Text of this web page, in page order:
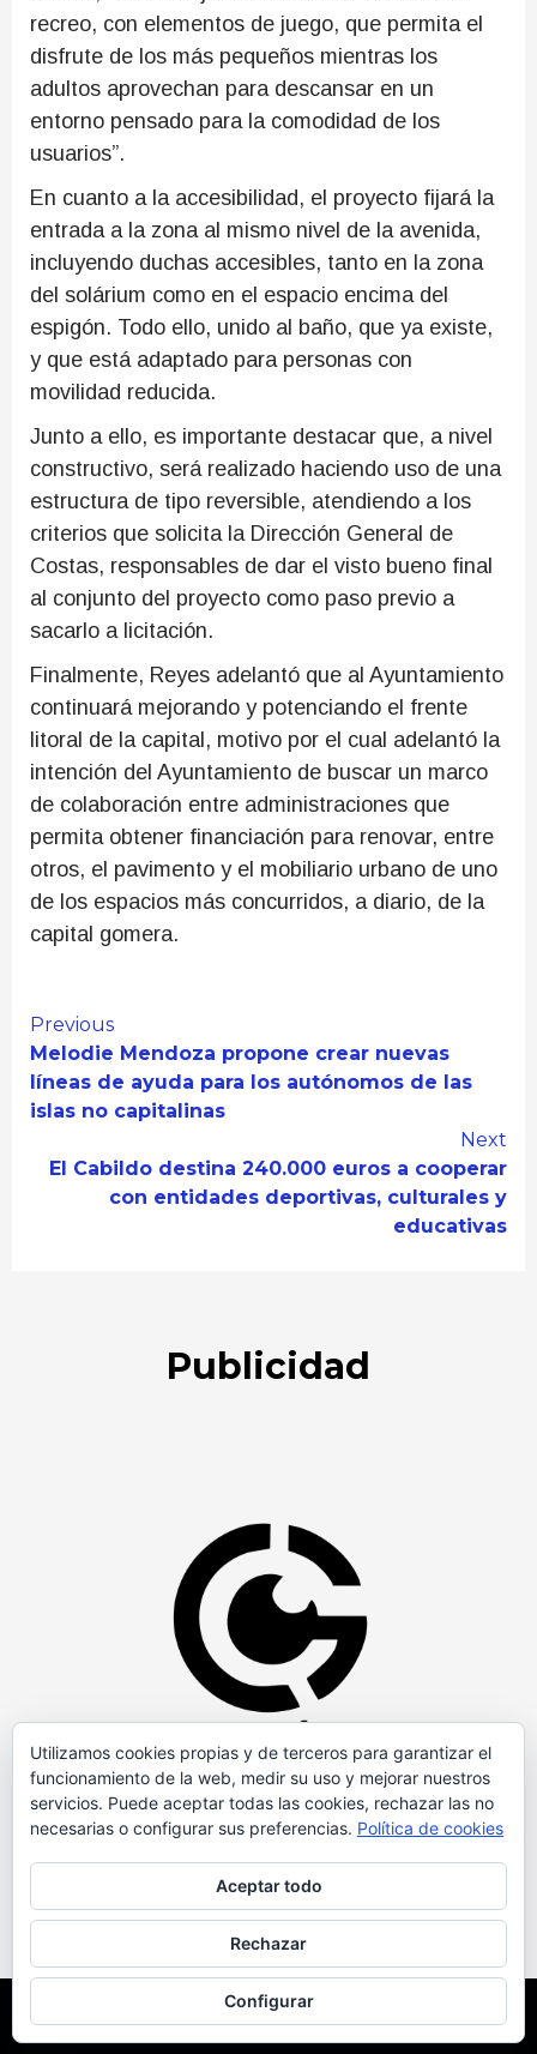
recreo, con elementos de juego, que permita el
disfrute de los más pequeños mientras los
adultos aprovechan para descansar en un
entorno pensado para la comodidad de los
usuarios”.
En cuanto a la accesibilidad, el proyecto fijará la
entrada a la zona al mismo nivel de la avenida,
incluyendo duchas accesibles, tanto en la zona
del solárium como en el espacio encima del
espigón. Todo ello, unido al baño, que ya existe,
y que está adaptado para personas con
movilidad reducida.
Junto a ello, es importante destacar que, a nivel
constructivo, será realizado haciendo uso de una
estructura de tipo reversible, atendiendo a los
criterios que solicita la Dirección General de
Costas, responsables de dar el visto bueno final
al conjunto del proyecto como paso previo a
sacarlo a licitación.
Finalmente, Reyes adelantó que al Ayuntamiento
continuará mejorando y potenciando el frente
litoral de la capital, motivo por el cual adelantó la
intención del Ayuntamiento de buscar un marco
de colaboración entre administraciones que
permita obtener financiación para renovar, entre
otros, el pavimento y el mobiliario urbano de uno
de los espacios más concurridos, a diario, de la
capital gomera.
Continue
Reading
Previous
Melodie Mendoza propone crear nuevas
líneas de ayuda para los autónomos de las
islas no capitalinas
Next
El Cabildo destina 240.000 euros a cooperar
con entidades deportivas, culturales y
educativas
Publicidad
Copyright © Todos los derechos reservados.
Utilizamos cookies propias y de terceros para garantizar el
funcionamiento de la web, medir su uso y mejorar nuestros
servicios. Puede aceptar todas las cookies, rechazar las no
necesarias o configurar sus preferencias. Política de cookies
Aceptar todo
Rechazar
Configurar